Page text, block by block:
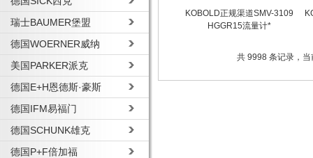
瑞士BAUMER堡盟
德国WOERNER威纳
美国PARKER派克
德国E+H恩德斯·豪斯
德国IFM易福门
德国SCHUNK雄克
德国P+F倍加福
KOBOLD正规渠道SMV-3109
HGGR15流量计*
共 9998 条记录，